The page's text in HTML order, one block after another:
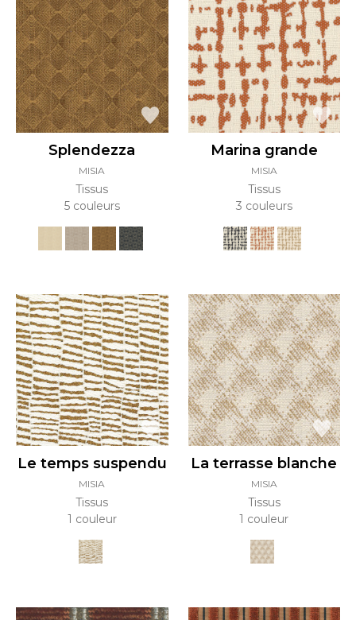
Splendezza
MISIA
Tissus
5 couleurs
Marina grande
MISIA
Tissus
3 couleurs
Le temps suspendu
MISIA
Tissus
1 couleur
La terrasse blanche
MISIA
Tissus
1 couleur